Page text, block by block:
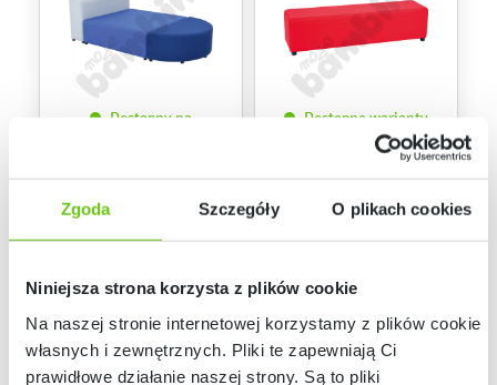
Zgoda Szczegóły O plikach cookies
Niniejsza strona korzysta z plików cookie
Na naszej stronie internetowej korzystamy z plików cookie:
własnych i zewnętrznych. Pliki te zapewniają Ci
prawidłowe działanie naszej strony. Są to pliki
Dostępny na
Kod produktu: 834208
Dostępne warianty
Pufa Blocco Mini 3-
osobowa